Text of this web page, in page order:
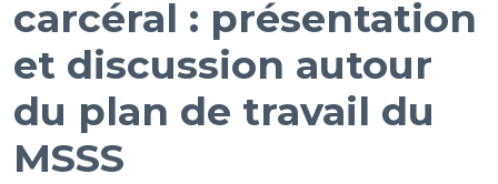
carcéral : présentation
et discussion autour
du plan de travail du
MSSS